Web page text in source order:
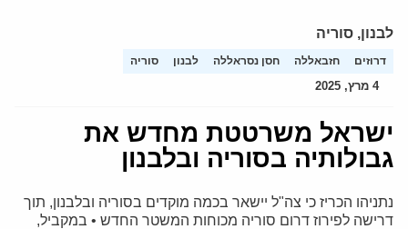
לבנון, סוריה
דרוזים חזבאללה חסן נסראללה לבנון סוריה
4 מרץ, 2025
ישראל משרטטת מחדש את
גבולותיה בסוריה ובלבנון
נתניהו הכריז כי צה"ל יישאר בכמה מוקדים בסוריה ובלבנון, תוך
דרישה לפירוז דרום סוריה מכוחות המשטר החדש • במקביל,